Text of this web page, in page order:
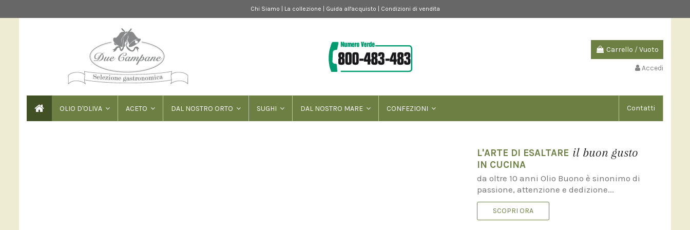
Chi Siamo La collezione Guida all'acquisto Condizioni di vendita
Carrello /Vuoto
Accedi
OLIO D'OLIVA ACETO DAL NOSTRO ORTO SUGHI DAL NOSTRO MARE CONFEZIONI Contatti
L'ARTE DI ESALTARE
IN CUCINA
il buon gusto
da oltre 10 anni Olio Buono è sinonimo di
passione, attenzione e dedizione...
SCOPRI ORA